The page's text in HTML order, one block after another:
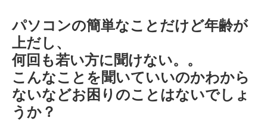
パソコンの簡単なことだけど年齢が
上だし、
何回も若い方に聞けない。。
こんなことを聞いていいのかわから
ないなどお困りのことはないでしょ
うか？